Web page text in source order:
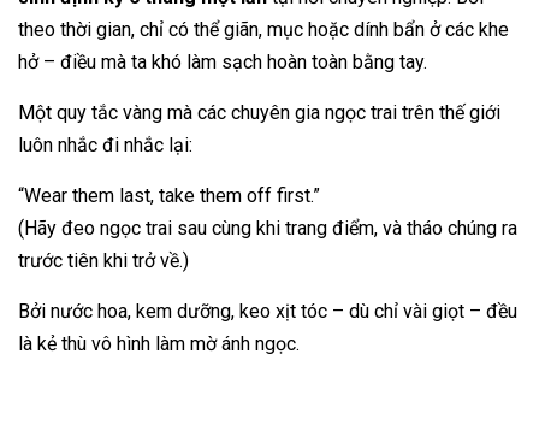
theo thời gian, chỉ có thể giãn, mục hoặc dính bẩn ở các khe
hở – điều mà ta khó làm sạch hoàn toàn bằng tay.
Một quy tắc vàng mà các chuyên gia ngọc trai trên thế giới
luôn nhắc đi nhắc lại:
“Wear them last, take them off first.”
(Hãy đeo ngọc trai sau cùng khi trang điểm, và tháo chúng ra
trước tiên khi trở về.)
Bởi nước hoa, kem dưỡng, keo xịt tóc – dù chỉ vài giọt – đều
là kẻ thù vô hình làm mờ ánh ngọc.